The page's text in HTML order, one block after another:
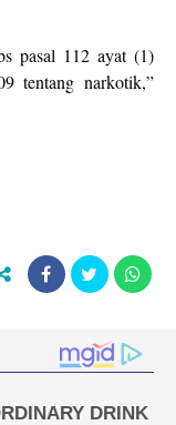
pasal 112 ayat (1)
tentang narkotik,”